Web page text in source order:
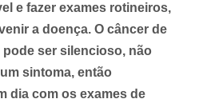
e fazer exames rotineiros,
a doença. O câncer de
pode ser silencioso, não
sintoma, então
dia com os exames de